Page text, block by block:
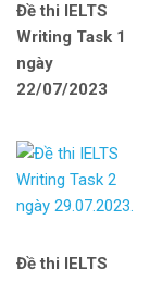
Đề thi IELTS
Writing Task 1
ngày
22/07/2023
Đề thi IELTS